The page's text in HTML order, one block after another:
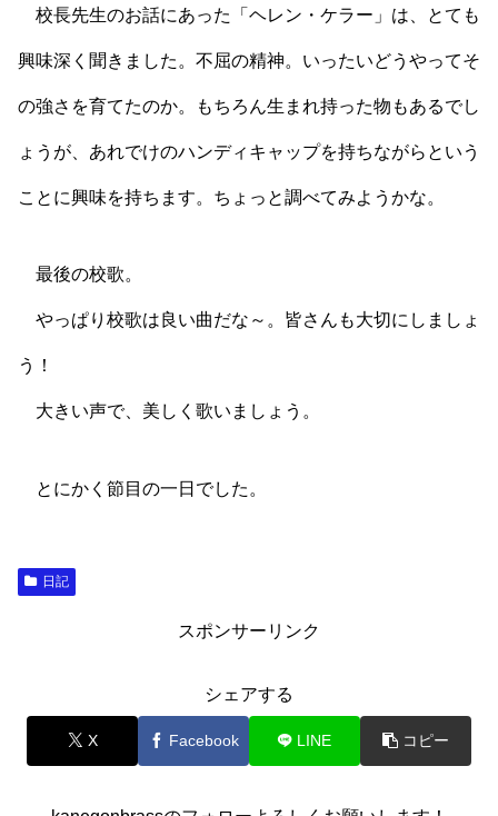
校長先生のお話にあった「ヘレン・ケラー」は、とても
興味深く聞きました。不屈の精神。いったいどうやってそ
の強さを育てたのか。もちろん生まれ持った物もあるでし
ょうが、あれでけのハンディキャップを持ちながらという
ことに興味を持ちます。ちょっと調べてみようかな。
最後の校歌。
やっぱり校歌は良い曲だな～。皆さんも大切にしましょ
う！
大きい声で、美しく歌いましょう。
とにかく節目の一日でした。
日記
スポンサーリンク
シェアする
X Facebook LINE コピー